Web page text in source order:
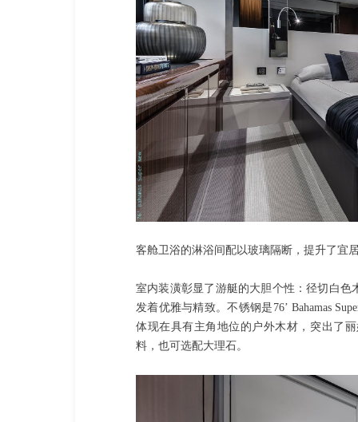
客舱卫浴的淋浴间配以玻璃隔断，提升了宜
室内装潢彰显了游艇的大胆个性：径切白
发着优雅与精致。不锈钢是76’ Bahamas
体现在具有主角地位的户外木材，突出了
料，也可选配大理石。